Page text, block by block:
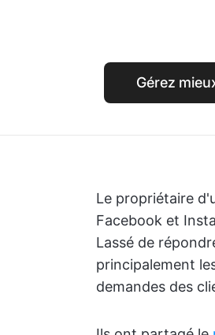
Gérez
Le propriétaire
Facebook et
Lassé de
principalement
demandes des